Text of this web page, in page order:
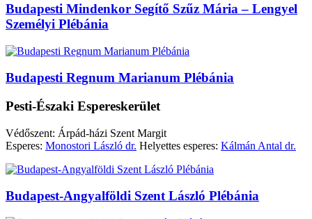
Budapesti Mindenkor Segítő Szűz Mária – Lengyel
Személyi Plébánia
Budapesti Regnum Marianum Plébánia
Pesti-Északi Espereskerület
Védőszent: Árpád-házi Szent Margit
Esperes: Monostori László dr. Helyettes esperes: Kálmán Antal dr.
Budapest-Angyalföldi Szent László Plébánia